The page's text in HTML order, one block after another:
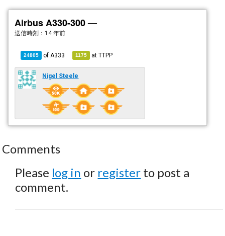
Airbus A330-300 —
送信時刻： 14 年前
24805 of A333 1175 atTTPP
Nigel Steele
Comments
Please log in or register to post a
comment.